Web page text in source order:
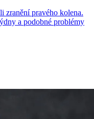
zranění pravého kolena.
a podobné problémy